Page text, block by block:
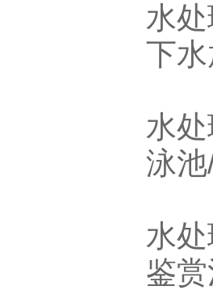
水
下
水
泳
水
鉴